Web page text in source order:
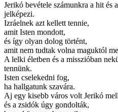
Jerikó bevétele számunkra a hit és
jelképezi.
Izráelnek azt kellett tennie,
amit Isten mondott,
és így olyan dolog történt,
amit nem tudtak volna maguktól
A lelki életben és a misszióban
tennünk.
Isten cselekedni fog,
ha hallgatunk szavára.
Aj egy kisebb város volt Jerikó
és a zsidók úgy gondolták,